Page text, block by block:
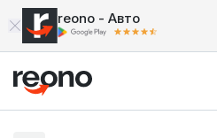
reono - Авто